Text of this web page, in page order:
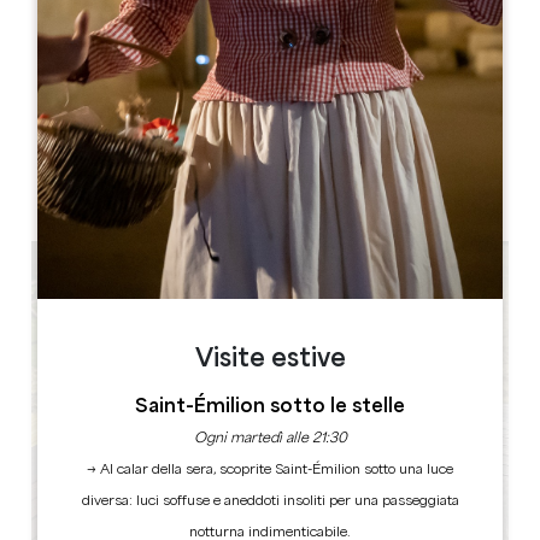
Dahu Wake Park
10 ter champs de Gougeon
33910 Sablons
LIBRO
Visite estive
Saint-Émilion sotto le stelle
Ogni martedì alle 21:30
→ Al calar della sera, scoprite Saint-Émilion sotto una luce
diversa: luci soffuse e aneddoti insoliti per una passeggiata
notturna indimenticabile.